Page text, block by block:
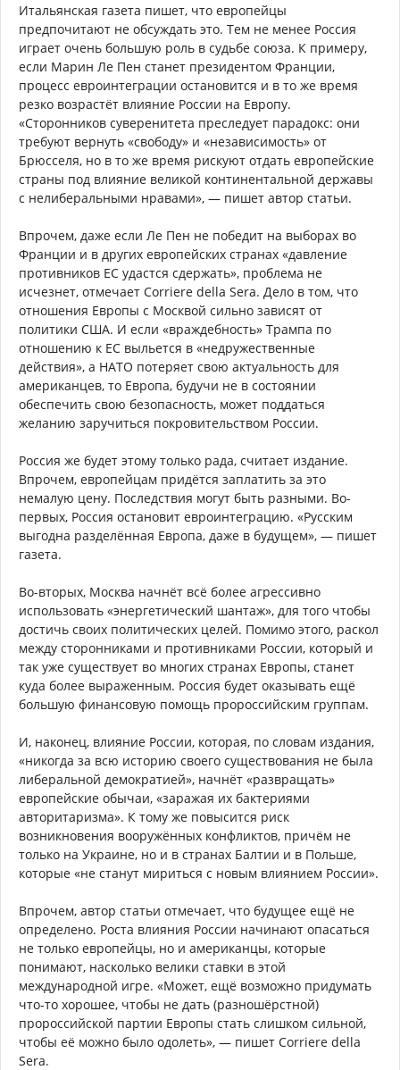
Итальянская газета пишет, что европейцы
предпочитают не обсуждать это. Тем не менее Россия
играет очень большую роль в судьбе союза. К примеру,
если Марин Ле Пен станет президентом Франции,
процесс евроинтеграции остановится и в то же время
резко возрастёт влияние России на Европу.
«Сторонников суверенитета преследует парадокс: они
требуют вернуть «свободу» и «независимость» от
Брюсселя, но в то же время рискуют отдать европейские
страны под влияние великой континентальной державы
с нелиберальными нравами», — пишет автор статьи.
Впрочем, даже если Ле Пен не победит на выборах во
Франции и в других европейских странах «давление
противников ЕС удастся сдержать», проблема не
исчезнет, отмечает Corriere della Sera. Дело в том, что
отношения Европы с Москвой сильно зависят от
политики США. И если «враждебность» Трампа по
отношению к ЕС выльется в «недружественные
действия», а НАТО потеряет свою актуальность для
американцев, то Европа, будучи не в состоянии
обеспечить свою безопасность, может поддаться
желанию заручиться покровительством России.
Россия же будет этому только рада, считает издание.
Впрочем, европейцам придётся заплатить за это
немалую цену. Последствия могут быть разными. Во-
первых, Россия остановит евроинтеграцию. «Русским
выгодна разделённая Европа, даже в будущем», — пишет
газета.
Во-вторых, Москва начнёт всё более агрессивно
использовать «энергетический шантаж», для того чтобы
достичь своих политических целей. Помимо этого, раскол
между сторонниками и противниками России, который и
так уже существует во многих странах Европы, станет
куда более выраженным. Россия будет оказывать ещё
большую финансовую помощь пророссийским группам.
И, наконец, влияние России, которая, по словам издания,
«никогда за всю историю своего существования не была
либеральной демократией», начнёт «развращать»
европейские обычаи, «заражая их бактериями
авторитаризма». К тому же повысится риск
возникновения вооружённых конфликтов, причём не
только на Украине, но и в странах Балтии и в Польше,
которые «не станут мириться с новым влиянием России».
Впрочем, автор статьи отмечает, что будущее ещё не
определено. Роста влияния России начинают опасаться
не только европейцы, но и американцы, которые
понимают, насколько велики ставки в этой
международной игре. «Может, ещё возможно придумать
что-то хорошее, чтобы не дать (разношёрстной)
пророссийской партии Европы стать слишком сильной,
чтобы её можно было одолеть», — пишет Corriere della
Sera.